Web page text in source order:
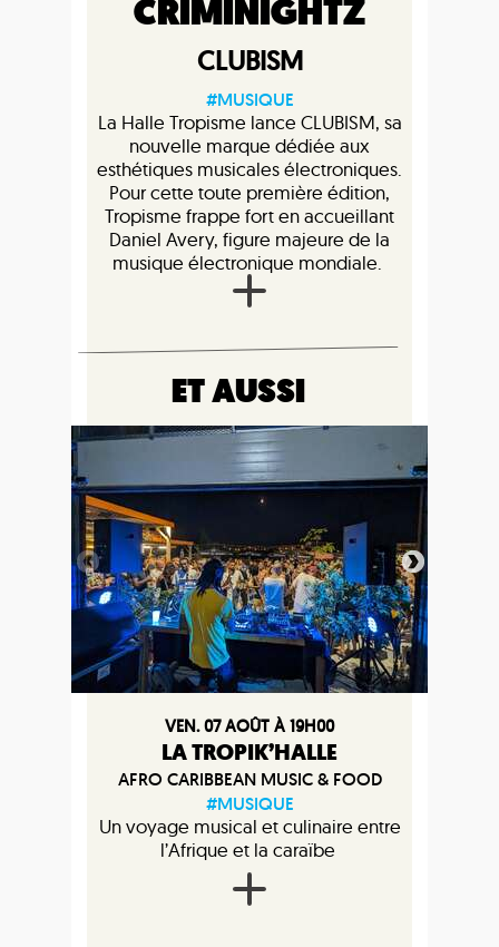
CRIMINIGHTZ
CLUBISM
#MUSIQUE
La Halle Tropisme lance CLUBISM, sa
nouvelle marque dédiée aux
esthétiques musicales électroniques.
Pour cette toute première édition,
Tropisme frappe fort en accueillant
Daniel Avery, figure majeure de la
musique électronique mondiale.
ET AUSSI
VEN. 07 AOÛT À 19H00
LA TROPIK’HALLE
AFRO CARIBBEAN MUSIC & FOOD
#MUSIQUE
Un voyage musical et culinaire entre
l’Afrique et la caraïbe